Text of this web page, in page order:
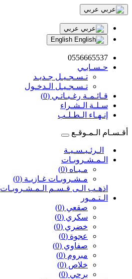
عربي
عربي
0556665537
حـسـابـي
تـسـجـيـل جـديـد
تـسـجـيـل الـدخـول
قـائـمـة رغـبـاتـي (0)
سـلـة الـشـراء
إنـهـاء الـطـلـب
أقـسـام الـمـوقـع
الـرئـيـسـيـة
الـمـشـروبـات
مـيـاه (0)
مـشـروبـات غـازيـة (0)
اذهـب الـى قـسـم الـمـشـروبـات
الـتـمـور
صقعي (0)
سكري (0)
خضري (0)
عجوة (0)
صفاوي (0)
مبروم (0)
خلاص (0)
برحي (0)